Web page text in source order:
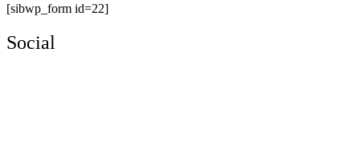
[sibwp_form id=22]
Social